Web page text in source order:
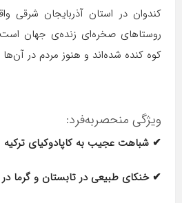
کندوان در استان آذربایجان شرقی
روستاهای صخره‌ای زنده‌ی جهان
کوه کنده شده‌اند و هنوز مردم در
ویژگی منحصربه‌فرد:
✔ شباهت عجیب به کاپادوکیای ترکیه
✔ خنکای طبیعی در تابستان و گرما